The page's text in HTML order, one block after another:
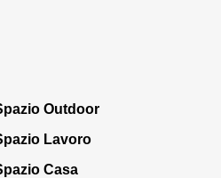
Outdoor
Lavoro
Casa